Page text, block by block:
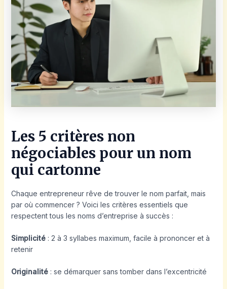
Les 5 critères non
négociables pour un nom
qui cartonne
Chaque entrepreneur rêve de trouver le nom parfait, mais
par où commencer ? Voici les critères essentiels que
respectent tous les noms d’entreprise à succès :
Simplicité: 2 à 3 syllabes maximum, facile à prononcer et à
retenir
Originalité: se démarquer sans tomber dans l’excentricité